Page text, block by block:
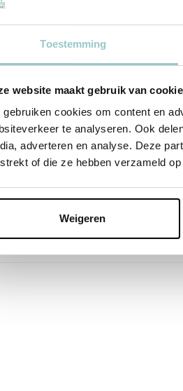
Toestemming
website maakt gebruik van
gebruiken cookies om content en
te analyseren. Ook
adverteren en analyse. Deze
of die ze hebben verzameld
Weigeren
geruild worden.
51602613
8718751845833
Feetje
Woodland Bloom Collectie